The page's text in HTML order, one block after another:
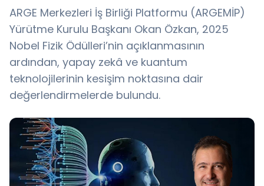
ARGE Merkezleri İş Birliği Platformu (ARGEMİP)
Yürütme Kurulu Başkanı Okan Özkan, 2025
Nobel Fizik Ödülleri’nin açıklanmasının
ardından, yapay zekâ ve kuantum
teknolojilerinin kesişim noktasına dair
değerlendirmelerde bulundu.